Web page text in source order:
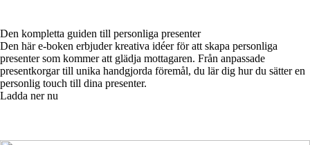
Den kompletta guiden till personliga presenter
Den här e-boken erbjuder kreativa idéer för att skapa personliga
presenter som kommer att glädja mottagaren. Från anpassade
presentkorgar till unika handgjorda föremål, du lär dig hur du sätter en
personlig touch till dina presenter.
Ladda ner nu